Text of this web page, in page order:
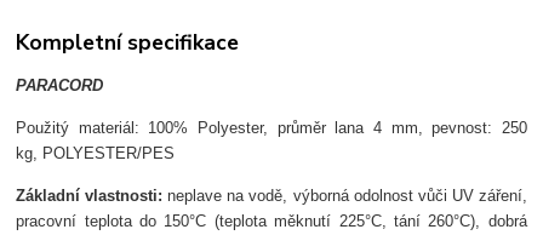
Kompletní specifikace
PARACORD
Použitý materiál: 100% Polyester, průměr lana 4 mm, pevnost: 250
kg, POLYESTER/PES
Základní vlastnosti:neplave na vodě, výborná odolnost vůči UV záření,
pracovní teplota do 150°C (teplota měknutí 225°C, tání 260°C),
dobrá